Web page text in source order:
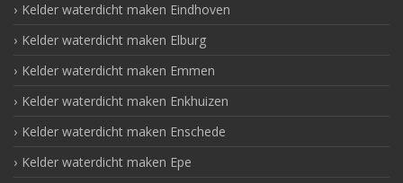
Kelder waterdicht maken Eindhoven
Kelder waterdicht maken Elburg
Kelder waterdicht maken Emmen
Kelder waterdicht maken Enkhuizen
Kelder waterdicht maken Enschede
Kelder waterdicht maken Epe